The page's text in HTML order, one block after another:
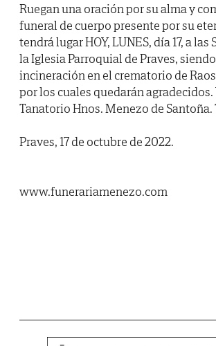
Ruegan una oración por su alma y
funeral de cuerpo presente por su
tendrá lugar HOY, LUNES, día 17, a las
la Iglesia Parroquial de Praves,
incineración en el crematorio de
por los cuales quedarán
Tanatorio Hnos. Menezo de
Praves, 17 de octubre de 2022.
www.funerariamenezo.com